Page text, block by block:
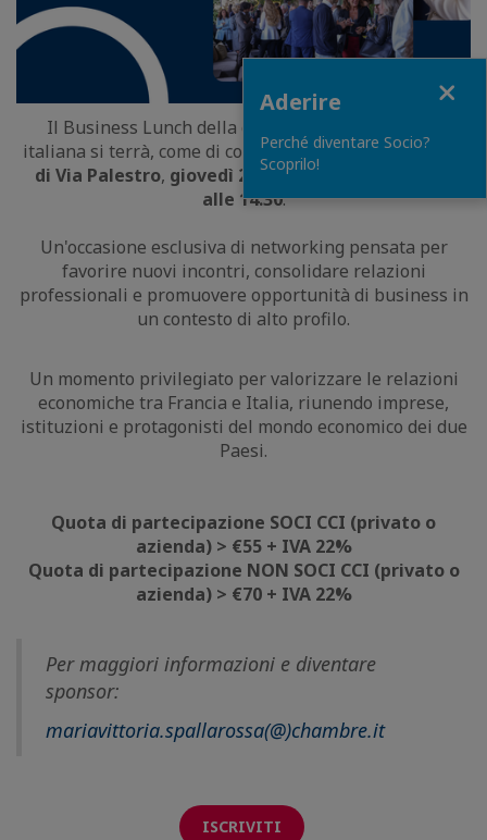
Il Business Lunch della comunità d’affari franco-
italiana si terrà, come di consueto, presso laTerrazza
di Via Palestro, giovedì 24 Settembre
alle 14:30.
Un'occasione esclusiva di networking pensata per
favorire nuovi incontri, consolidare relazioni
professionali e promuovere opportunità di business in
un contesto di alto profilo.
Un momento privilegiato per valorizzare le relazioni
economiche tra Francia e Italia, riunendo imprese,
istituzioni e protagonisti del mondo economico dei due
Paesi.
Quota di partecipazione SOCI CCI (privato o
azienda) > €55 + IVA 22%
Quota di partecipazione NON SOCI CCI (privato o
azienda) > €70 + IVA 22%
Per maggiori informazioni e diventare
sponsor:
mariavittoria.spallarossa(@)chambre.it
ISCRIVITI
Aderire
Perché diventare Socio?
Scoprilo!